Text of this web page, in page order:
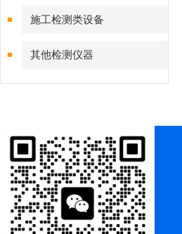
施工检测类设备
其他检测仪器